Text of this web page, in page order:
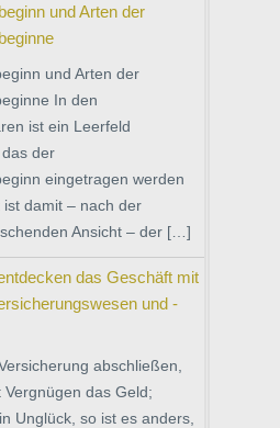
und Arten der
und Arten der
In den
ist ein Leerfeld
der
eingetragen werden
ist damit – nach der
Ansicht – der […]
das Geschäft mit
und -
abschließen,
das Geld;
Unglück, so ist es anders,